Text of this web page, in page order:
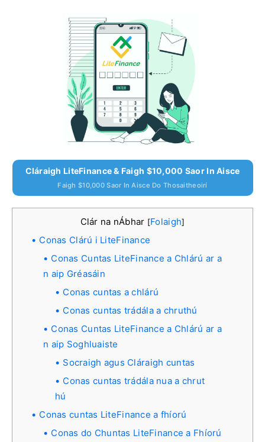
Cláraigh LiteFinance & Faigh $10,000 Saor In Aisce
Faigh $10,000 Saor In Aisce Do Thosaitheoirí
Clár na nÁbhar [Folaigh]
Conas Clárú i LiteFinance
Conas Cuntas LiteFinance a Chlárú ar a
n aip Gréasáin
Conas cuntas a chlárú
Conas cuntas trádála a chruthú
Conas Cuntas LiteFinance a Chlárú ar a
n aip Soghluaiste
Socraigh agus Cláraigh cuntas
Conas cuntas trádála nua a chrut
hú
Conas cuntas LiteFinance a fhíorú
Conas do Chuntas LiteFinance a Fhíorú